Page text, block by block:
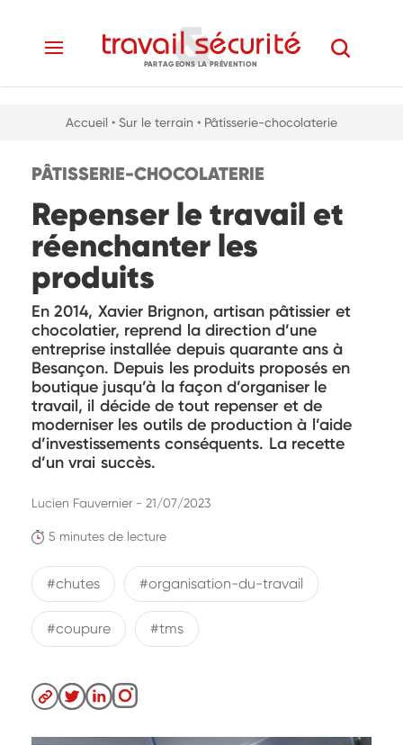
PARTAGEONS LA PRÉVENTION
Accueil • Sur le terrain • Pâtisserie-chocolaterie
PÂTISSERIE-CHOCOLATERIE
Repenser le travail et
réenchanter les
produits
En 2014, Xavier Brignon, artisan pâtissier et
chocolatier, reprend la direction d’une
entreprise installée depuis quarante ans à
Besançon. Depuis les produits proposés en
boutique jusqu’à la façon d’organiser le
travail, il décide de tout repenser et de
moderniser les outils de production à l’aide
d’investissements conséquents. La recette
d’un vrai succès.
5 minutes de lecture
Lucien Fauvernier - 21/07/2023
#chutes #organisation-du-travail
#coupure #tms